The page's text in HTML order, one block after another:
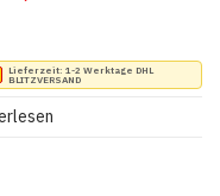
Lieferzeit: 1-2 Werktage DHL
BLITZVERSAND